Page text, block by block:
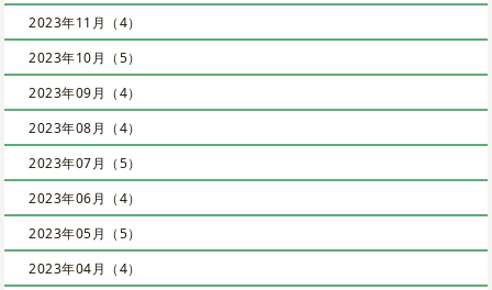
2023年11月（4）
2023年10月（5）
2023年09月（4）
2023年08月（4）
2023年07月（5）
2023年06月（4）
2023年05月（5）
2023年04月（4）